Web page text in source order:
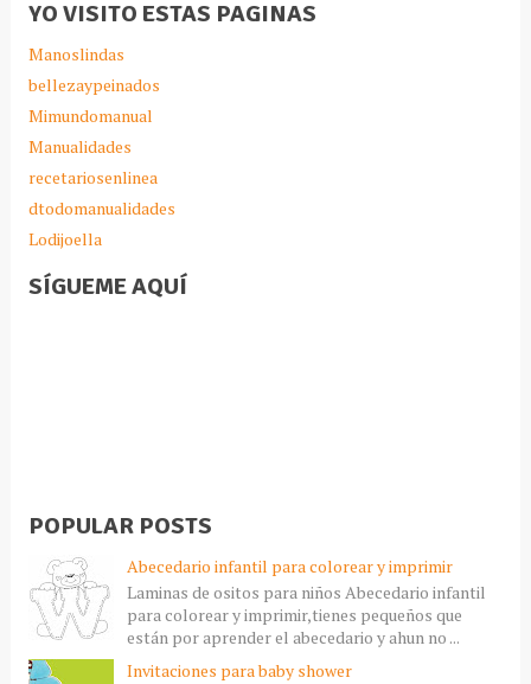
YO VISITO ESTAS PAGINAS
Manoslindas
bellezaypeinados
Mimundomanual
Manualidades
recetariosenlinea
dtodomanualidades
Lodijoella
SÍGUEME AQUÍ
POPULAR POSTS
Abecedario infantil para colorear y imprimir
Laminas de ositos para niños Abecedario infantil
para colorear y imprimir,tienes pequeños que
están por aprender el abecedario y ahun no ...
Invitaciones para baby shower